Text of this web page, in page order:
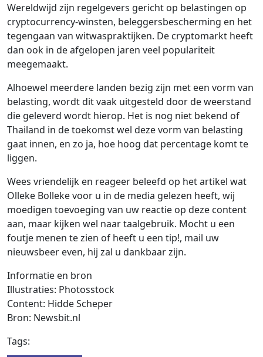
Wereldwijd zijn regelgevers gericht op belastingen op
cryptocurrency-winsten, beleggersbescherming en het
tegengaan van witwaspraktijken. De cryptomarkt heeft
dan ook in de afgelopen jaren veel populariteit
meegemaakt.
Alhoewel meerdere landen bezig zijn met een vorm van
belasting, wordt dit vaak uitgesteld door de weerstand
die geleverd wordt hierop. Het is nog niet bekend of
Thailand in de toekomst wel deze vorm van belasting
gaat innen, en zo ja, hoe hoog dat percentage komt te
liggen.
Wees vriendelijk en reageer beleefd op het artikel wat
Olleke Bolleke voor u in de media gelezen heeft, wij
moedigen toevoeging van uw reactie op deze content
aan, maar kijken wel naar taalgebruik. Mocht u een
foutje menen te zien of heeft u een tip!, mail uw
nieuwsbeer even, hij zal u dankbaar zijn.
Informatie en bron
Illustraties: Photosstock
Content: Hidde Scheper
Bron: Newsbit.nl
Tags: